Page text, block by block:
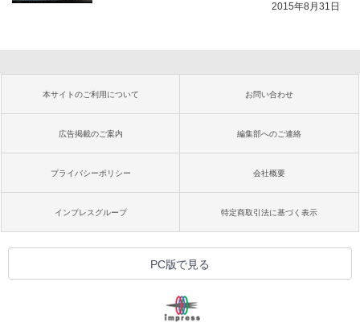
2015年8月31日
本サイトのご利用について お問い合わせ
広告掲載のご案内 編集部へのご連絡
プライバシーポリシー 会社概要
インプレスグループ 特定商取引法に基づく表示
PC版で見る